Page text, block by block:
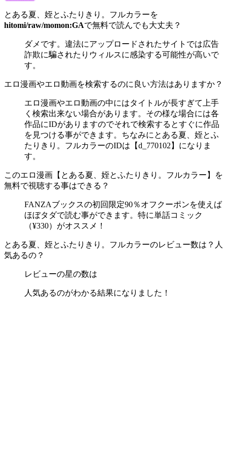
とある夏、姪とふたりきり。フルカラーを
hitomi/raw/momon:GAで無料で読んでも大丈夫？
ダメです。違法にアップロードされたサイトでは広告
詐欺に騙されたりウィルスに感染する可能性が高いで
す。
エロ漫画やエロ動画を検索するのに良い方法はありますか？
エロ漫画やエロ動画の中にはタイトルが長すぎて上手
く検索出来ない場合があります。その様な場合には各
作品にIDがありますのでそれで検索するとすぐに作品
を見つける事ができます。ちなみにとある夏、姪とふ
たりきり。フルカラーのIDは【d_770102】になりま
す。
このエロ漫画【とある夏、姪とふたりきり。フルカラー】を
無料で視聴する事はできる？
FANZAブックスの初回限定90％オフクーポンを使えば
ほぼタダで読む事ができます。特に単話コミック
（¥330）がオススメ！
とある夏、姪とふたりきり。フルカラーのレビュー数は？人
気あるの？
レビューの星の数は
人気あるのがわかる結果になりました！